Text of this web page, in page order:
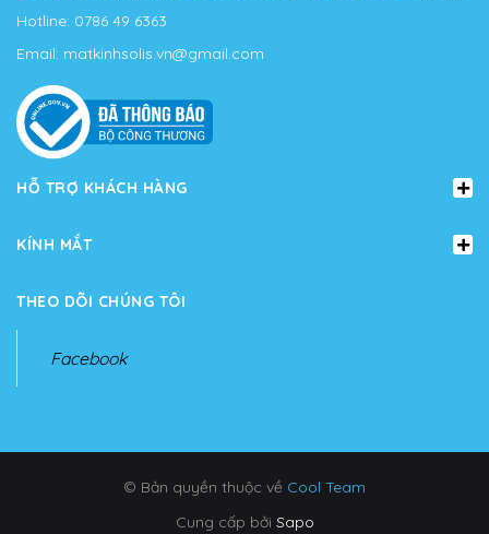
Hotline: 0786 49 6363
Email: matkinhsolis.vn@gmail.com
HỖ TRỢ KHÁCH HÀNG
KÍNH MẮT
THEO DÕI CHÚNG TÔI
Facebook
© Bản quyền thuộc về Cool Team
Cung cấp bởi Sapo